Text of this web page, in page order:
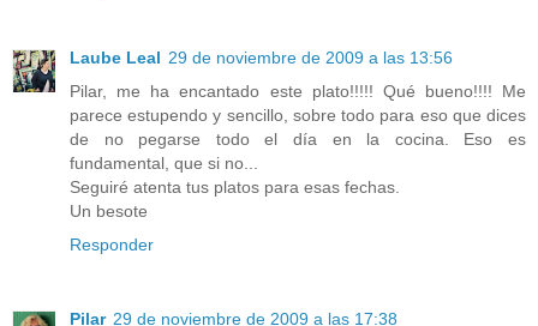
Laube Leal 29 de noviembre de 2009 a las 13:56
Pilar, me ha encantado este plato!!!!! Qué bueno!!!! Me
parece estupendo y sencillo, sobre todo para eso que dices
de no pegarse todo el día en la cocina. Eso es
fundamental, que si no...
Seguiré atenta tus platos para esas fechas.
Un besote
Responder
Pilar 29 de noviembre de 2009 a las 17:38